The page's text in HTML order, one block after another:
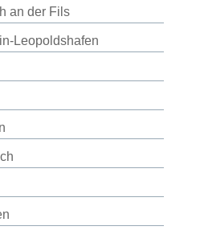
an der Fils
Leopoldshafen